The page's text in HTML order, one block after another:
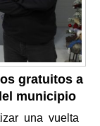
gratuitos a
municipio
una vuelta